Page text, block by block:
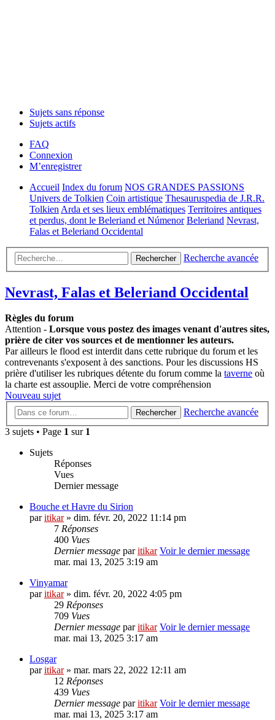
Sujets sans réponse
Sujets actifs
FAQ
Connexion
M’enregistrer
Accueil Index du forum NOS GRANDES PASSIONS
Univers de Tolkien Coin artistique Thesauruspedia de J.R.R.
Tolkien Arda et ses lieux emblématiques Territoires antiques
et perdus, dont le Beleriand et Númenor Beleriand Nevrast,
Falas et Beleriand Occidental
Rechercher Recherche avancée
Nevrast, Falas et Beleriand Occidental
Règles du forum
Attention - Lorsque vous postez des images venant d'autres sites,
prière de citer vos sources et de mentionner les auteurs.
Par ailleurs le flood est interdit dans cette rubrique du forum et les
contrevenants s'exposent à des sanctions. Pour les discussions HS
prière d'utiliser les rubriques détente du forum comme la taverne où
la charte est assouplie. Merci de votre compréhension
Nouveau sujet
Rechercher
Recherche avancée
3 sujets • Page 1 sur 1
Sujets
Réponses
Vues
Dernier message
Bouche et Havre du Sirion
paritikar» dim. févr. 20, 2022 11:14 pm
7 Réponses
400 Vues
Dernier message paritikar Voir le dernier message
mar. mai 13, 2025 3:19 am
Vinyamar
paritikar» dim. févr. 20, 2022 4:05 pm
29 Réponses
709 Vues
Dernier message paritikar Voir le dernier message
mar. mai 13, 2025 3:17 am
Losgar
paritikar» mar. mars 22, 2022 12:11 am
12 Réponses
439 Vues
Dernier message paritikar Voir le dernier message
mar. mai 13, 2025 3:17 am